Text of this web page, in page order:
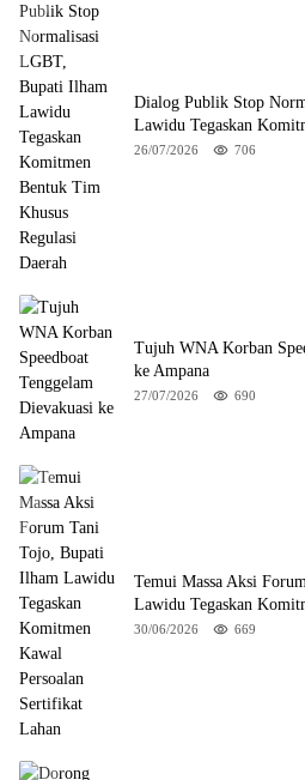
Dialog Publik Stop
Lawidu Tegaskan
Regulasi Daerah
26/07/2026 706
Tujuh WNA Korban
ke Ampana
27/07/2026 690
Temui Massa Aksi
Lawidu Tegaskan
Lahan
30/06/2026 669